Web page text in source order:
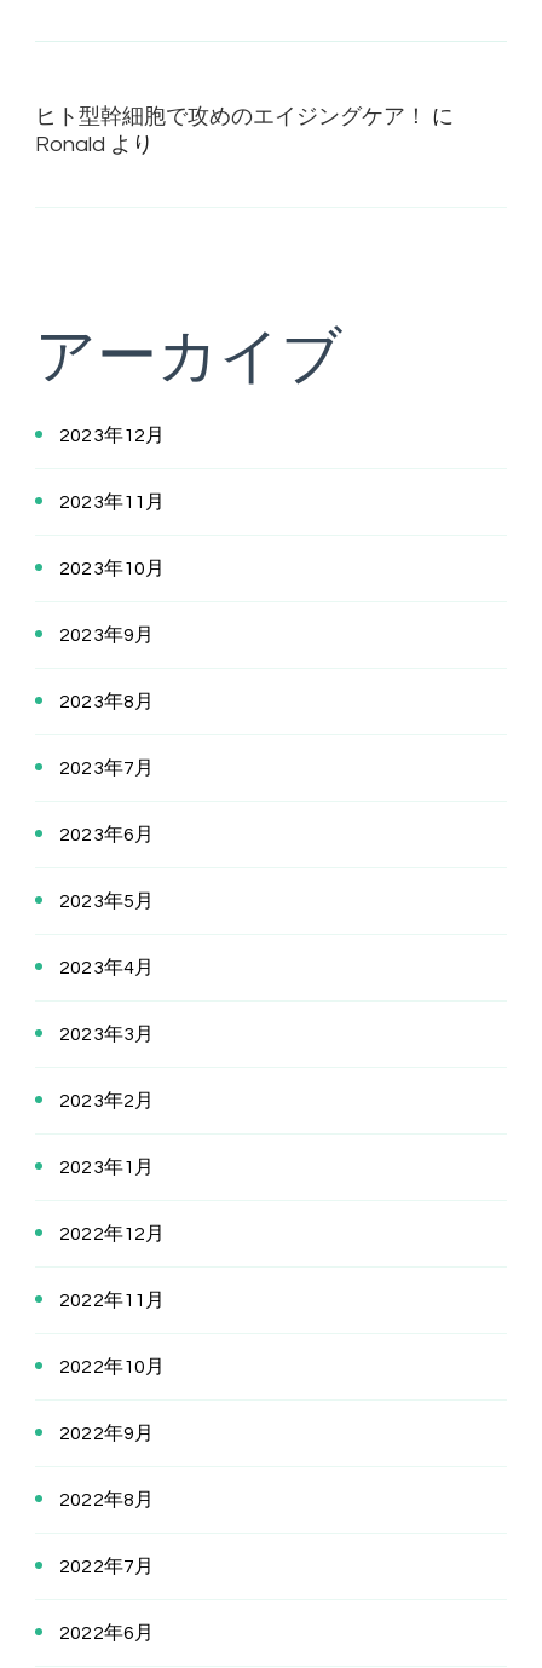
ヒト型幹細胞で攻めのエイジングケア！
に
Ronald より
アーカイブ
2023年12月
2023年11月
2023年10月
2023年9月
2023年8月
2023年7月
2023年6月
2023年5月
2023年4月
2023年3月
2023年2月
2023年1月
2022年12月
2022年11月
2022年10月
2022年9月
2022年8月
2022年7月
2022年6月